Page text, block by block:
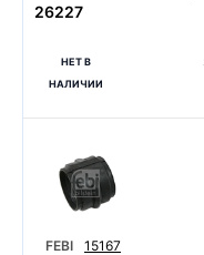
26227
НЕТ В
НАЛИЧИИ
FEBI 15167